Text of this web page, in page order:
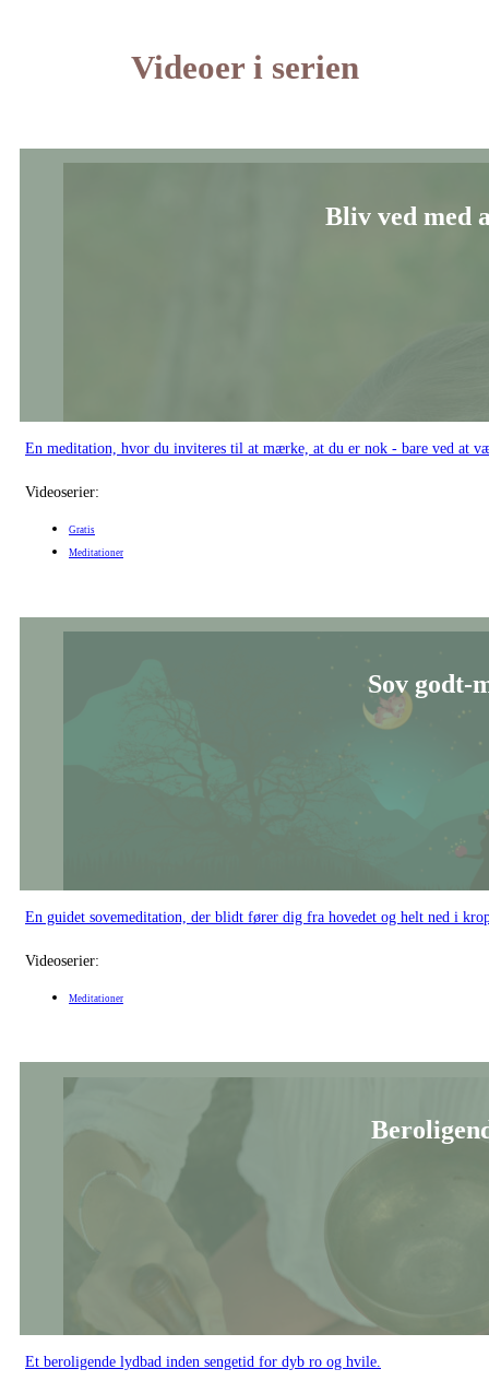
Videoer i serien
Bliv ved med
En meditation, hvor du inviteres til at mærke, at du er nok - bare ved at
Videoserier:
Gratis
Meditationer
Sov godt-
En guidet sovemeditation, der blidt fører dig fra hovedet og helt ned i
Videoserier:
Meditationer
Et beroligende lydbad inden sengetid for dyb ro og hvile.